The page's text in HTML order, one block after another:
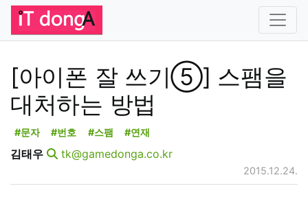
[아이폰 잘 쓰기⑤] 스팸을
대처하는 방법
#문자 #번호 #스팸 #연재
김태우 tk@gamedonga.co.kr
2015.12.24.